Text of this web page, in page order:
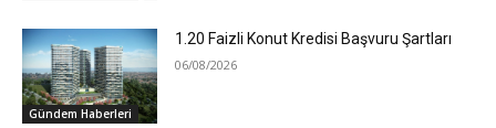
Gündem Haberleri
1.20 Faizli Konut Kredisi Başvuru Şartları
06/08/2026